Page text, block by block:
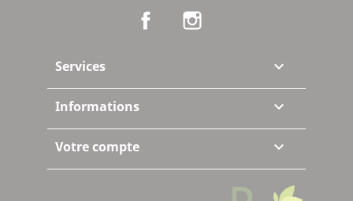
Facebook
Services 
Informations 
Votre compte 